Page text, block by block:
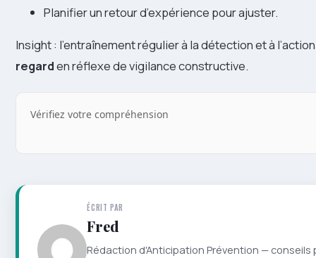
Planifier un retour d’expérience pour ajuster.
Insight : l’entraînement régulier à la détection et à
regarden réflexe de vigilance constructive.
Vérifiez votre compréhension
ÉCRIT PAR
Fred
Rédaction d'Anticipation Prévention —